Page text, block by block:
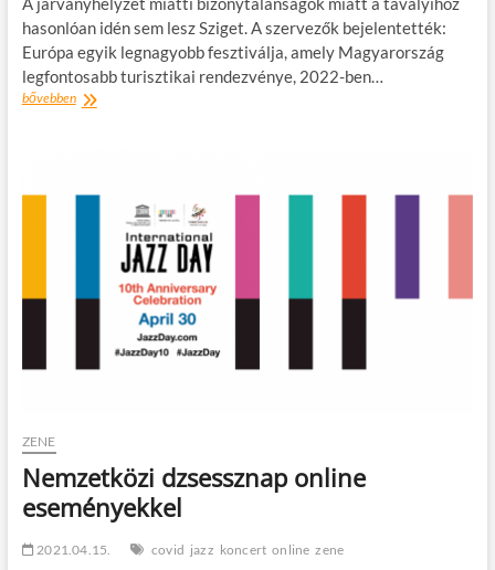
hasonlóan idén sem lesz Sziget. A szervezők bejelentették:
Európa egyik legnagyobb fesztiválja, amely Magyarország
legfontosabb turisztikai rendezvénye, 2022-ben…
bővebbenIdén
ZENE
Nemzetközi dzsessznap online
eseményekkel
2021.04.15. covid jazz koncert online zene